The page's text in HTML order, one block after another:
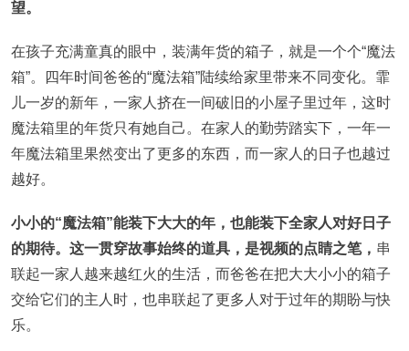
望。
在孩子充满童真的眼中，装满年货的箱子，就是一个个“魔法
箱”。四年时间爸爸的“魔法箱”陆续给家里带来不同变化。霏
儿一岁的新年，一家人挤在一间破旧的小屋子里过年，这时
魔法箱里的年货只有她自己。在家人的勤劳踏实下，一年一
年魔法箱里果然变出了更多的东西，而一家人的日子也越过
越好。
小小的“魔法箱”能装下大大的年，也能装下全家人对好日子
的期待。这一贯穿故事始终的道具，是视频的点睛之笔， 串
联起一家人越来越红火的生活，而爸爸在把大大小小的箱子
交给它们的主人时，也串联起了更多人对于过年的期盼与快
乐。